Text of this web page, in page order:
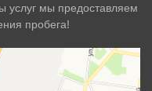
услуг мы предоставляем
пробега!